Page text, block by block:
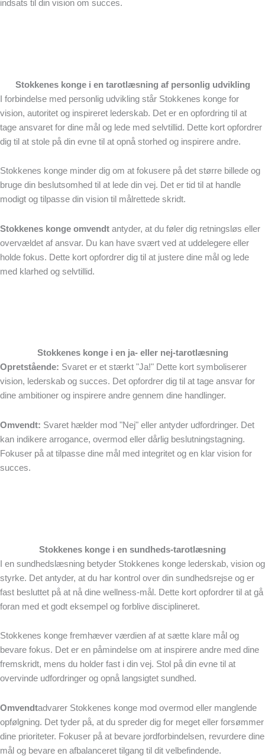
indsats til din vision om succes.
Stokkenes konge i en tarotlæsning af personlig udvikling
I forbindelse med personlig udvikling står Stokkenes konge for
vision, autoritet og inspireret lederskab. Det er en opfordring til at
tage ansvaret for dine mål og lede med selvtillid. Dette kort opfordrer
dig til at stole på din evne til at opnå storhed og inspirere andre.
Stokkenes konge minder dig om at fokusere på det større billede og
bruge din beslutsomhed til at lede din vej. Det er tid til at handle
modigt og tilpasse din vision til målrettede skridt.
Stokkenes konge omvendt antyder, at du føler dig retningsløs eller
overvældet af ansvar. Du kan have svært ved at uddelegere eller
holde fokus. Dette kort opfordrer dig til at justere dine mål og lede
med klarhed og selvtillid.
Stokkenes konge i en ja- eller nej-tarotlæsning
Opretstående: Svaret er et stærkt "Ja!" Dette kort symboliserer
vision, lederskab og succes. Det opfordrer dig til at tage ansvar for
dine ambitioner og inspirere andre gennem dine handlinger.
Omvendt: Svaret hælder mod "Nej" eller antyder udfordringer. Det
kan indikere arrogance, overmod eller dårlig beslutningstagning.
Fokuser på at tilpasse dine mål med integritet og en klar vision for
succes.
Stokkenes konge i en sundheds-tarotlæsning
I en sundhedslæsning betyder Stokkenes konge lederskab, vision og
styrke. Det antyder, at du har kontrol over din sundhedsrejse og er
fast besluttet på at nå dine wellness-mål. Dette kort opfordrer til at gå
foran med et godt eksempel og forblive disciplineret.
Stokkenes konge fremhæver værdien af at sætte klare mål og
bevare fokus. Det er en påmindelse om at inspirere andre med dine
fremskridt, mens du holder fast i din vej. Stol på din evne til at
overvinde udfordringer og opnå langsigtet sundhed.
Omvendtadvarer Stokkenes konge mod overmod eller manglende
opfølgning. Det tyder på, at du spreder dig for meget eller forsømmer
dine prioriteter. Fokuser på at bevare jordforbindelsen, revurdere dine
mål og bevare en afbalanceret tilgang til dit velbefindende.